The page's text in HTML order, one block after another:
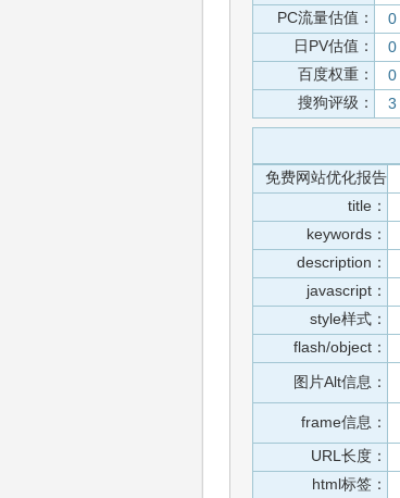
PC流量估值：
0
日PV估值：
0
百度权重：
0
搜狗评级：
3
免费网站优化报告
title：
keywords：
description：
javascript：
style样式：
flash/object：
图片Alt信息：
frame信息：
URL长度：
html标签：